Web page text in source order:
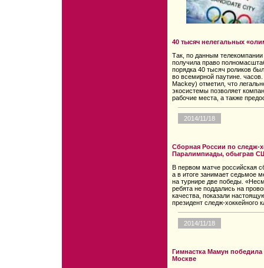
40 тысяч нелегальных
Так, по данным
получила право
порядка 40 тысяч роликов
во всемирной паутине.
Mackey) отметил, что
экосистемы позволяет
рабочие места, а также
2014/11/18
Сборная России по
Паралимпиады, обыграв
В первом матче российская
а в итоге занимает седьмое
на турнире две победы.
ребята не поддались на
качества, показали
президент следж-хоккейного
2014/11/18
Гимнастка Мамун
Москве